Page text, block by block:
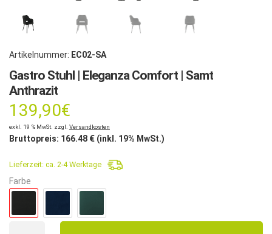
Artikelnummer: EC02-SA
Gastro Stuhl | Eleganza Comfort | Samt
Anthrazit
139,90€
exkl. 19 % MwSt. zzgl. Versandkosten
Bruttopreis: 166.48 € (inkl. 19% MwSt.)
Lieferzeit: ca. 2-4 Werktage
Farbe